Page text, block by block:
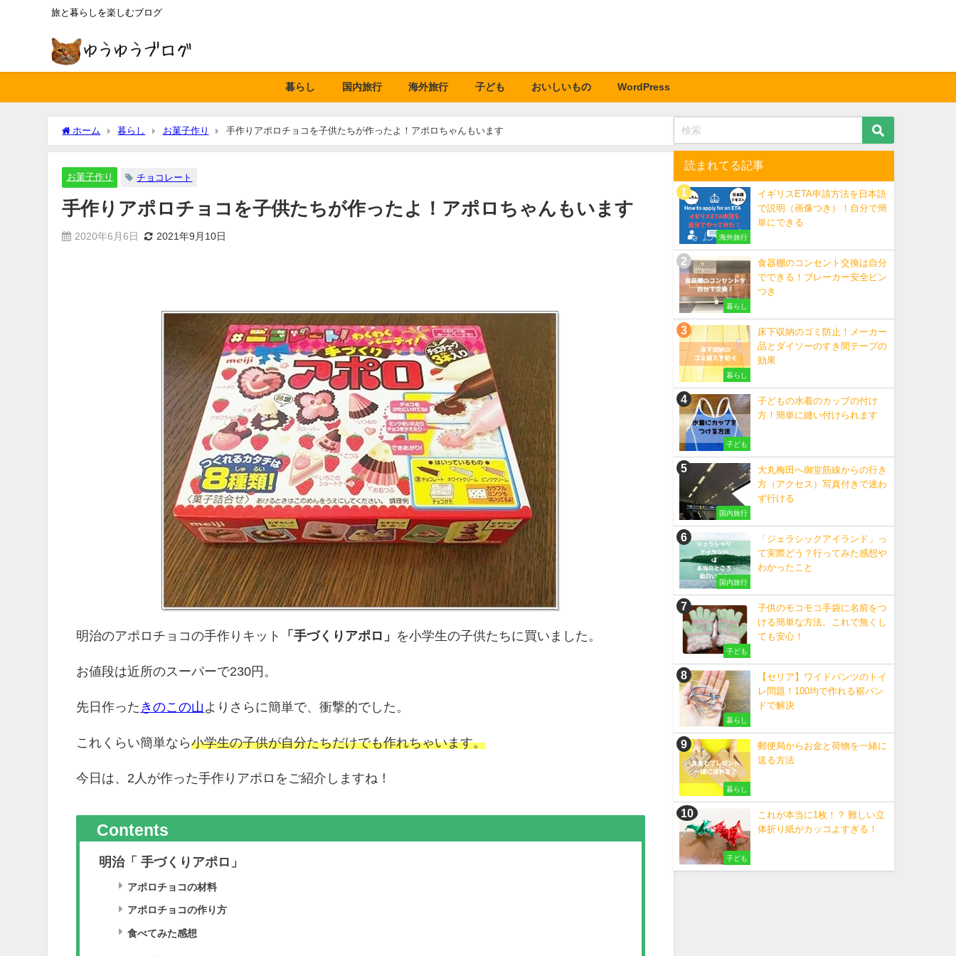
旅と暮らしを楽しむブログ
暮らし 国内旅行 海外旅行 子ども おいしいもの WordPress
ホーム 暮らし お菓子作り 手作りアポロチョコを子供たちが作ったよ！アポロちゃんもいます
お菓子作り チョコレート
手作りアポロチョコを子供たちが作ったよ！アポロちゃんもいます
2020年6月6日 2021年9月10日
明治のアポロチョコの手作りキット 「手づくりアポロ 」 を小学生の子供たちに買いました。
お値段は近所のスーパーで230円。
先日作った きのこの山 よりさらに簡単で、衝撃的でした。
これくらい簡単なら小学生の子供が自分たちだけでも作れちゃいます。
今日は、2人が作った手作りアポロをご紹介しますね！
Contents
明治「 手づくりアポロ」
アポロチョコの材料
アポロチョコの作り方
食べてみた感想
読まれてる記事
海外旅行
イギリスETA申請方法を日本語
で説明（画像つき）！自分で簡
単にできる
暮らし
食器棚のコンセント交換は自分
でできる！ブレーカー安全ピン
つき
暮らし
床下収納のゴミ防止！メーカー
品とダイソーのすき間テープの
効果
子ども
子どもの水着のカップの付け
方！簡単に縫い付けられます
国内旅行
大丸梅田へ御堂筋線からの行き
方（アクセス）写真付きで迷わ
ず行ける
国内旅行
「ジェラシックアイランド」っ
て実際どう？行ってみた感想や
わかったこと
子ども
子供のモコモコ手袋に名前をつ
ける簡単な方法。これで無くし
ても安心！
暮らし
【セリア】ワイドパンツのトイ
レ問題！100均で作れる裾バン
ドで解決
暮らし
郵便局からお金と荷物を一緒に
送る方法
子ども
これが本当に1枚！？ 難しい立
体折り紙がカッコよすぎる！